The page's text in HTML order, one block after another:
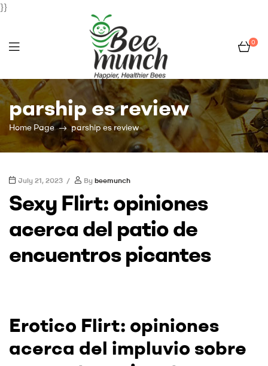
}}
Bee
Munch
0
parship es review
Home Page parship es review
July 21, 2023 By beemunch
Sexy Flirt: opiniones
acerca del patio de
encuentros picantes
Erotico Flirt: opiniones
acerca del impluvio sobre